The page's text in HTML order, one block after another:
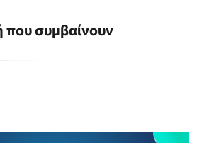
που συμβαίνουν